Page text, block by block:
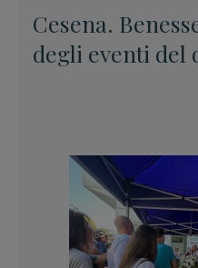
Cesena.
degli eventi del